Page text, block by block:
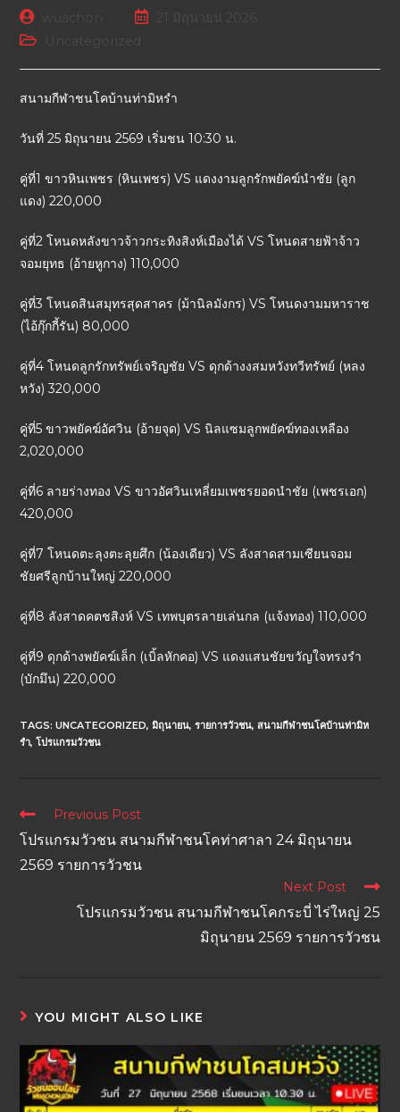
21 มิถุนายน 2026
Uncategorized
สนามกีฬาชนโคบ้านท่ามิหรำ
วันที่ 25 มิถุนายน 2569 เริ่มชน 10:30 น.
คู่ที่1 ขาวหินเพชร (หินเพชร) VS แดงงามลูกรักพยัคฆ์นำชัย (ลูก
แดง) 220,000
คู่ที่2 โหนดหลังขาวจ้าวกระทิงสิงห์เมืองได้ VS โหนดสายฟ้าจ้าว
จอมยุทธ (อ้ายหูกาง) 110,000
คู่ที่3 โหนดสินสมุทรสุดสาคร (ม้านิลมังกร) VS โหนดงามมหาราช
(ไอ้กุ๊กกี้รัน) 80,000
คู่ที่4 โหนดลูกรักทรัพย์เจริญชัย VS ดุกด้างงสมหวังทวีทรัพย์ (หลง
หวัง) 320,000
คู่ที่5 ขาวพยัคฆ์อัศวิน (อ้ายจุด) VS นิลแซมลูกพยัคฆ์ทองเหลือง
2,020,000
คู่ที่6 ลายร่างทอง VS ขาวอัศวินเหลี่ยมเพชรยอดนำชัย (เพชรเอก)
420,000
คู่ที่7 โหนดตะลุงตะลุยศึก (น้องเดียว) VS ลังสาดสามเซียนจอม
ชัยศรีลูกบ้านใหญ่ 220,000
คู่ที่8 ลังสาดคตชสิงห์ VS เทพบุตรลายเล่นกล (แจ้งทอง) 110,000
คู่ที่9 ดุกด้างพยัคฆ์เล็ก (เบิ้ลหักคอ) VS แดงแสนชัยขวัญใจทรงรำ
(บักมึน) 220,000
TAGS:UNCATEGORIZED, มิถุนายน, รายการวัวชน, สนามกีฬาชนโคบ้านท่ามิห
รำ, โปรแกรมวัวชน
Previous Post
โปรแกรมวัวชน สนามกีฬาชนโคท่าศาลา 24 มิถุนายน
2569 รายการวัวชน
Next Post
โปรแกรมวัวชน สนามกีฬาชนโคกระบี่ ไร่ใหญ่ 25
มิถุนายน 2569 รายการวัวชน
YOU MIGHT ALSO LIKE